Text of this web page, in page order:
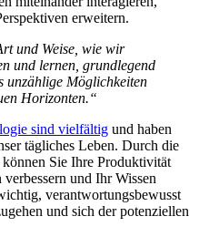
erweitern.
und Weise, wie wir
und lernen, grundlegend
unzählige Möglichkeiten
Horizonten.“
sind vielfältig und haben
tägliches Leben. Durch die
Sie Ihre Produktivität
und Ihr Wissen
verantwortungsbewusst
und sich der potenziellen